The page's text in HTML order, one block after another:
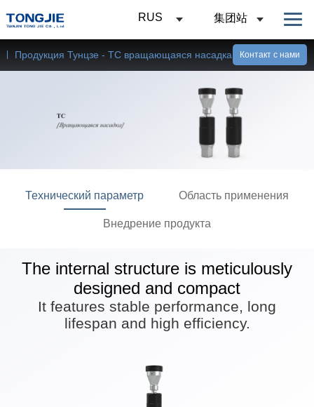
RUS 集团站
Продукция Тунцзе - TC вращающаяся насадка Контакт с нами
Технический параметр Область применения
Внедрение продукта
The internal structure is meticulously
designed and compact
It features stable performance, long
lifespan and high efficiency.